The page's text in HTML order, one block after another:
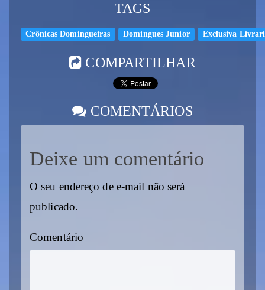
TAGS
Crônicas Domingueiras Domingues Junior Exclusiva
COMPARTILHAR
COMENTÁRIOS
Deixe um comentário
O seu endereço de e-mail não será
publicado.
Comentário